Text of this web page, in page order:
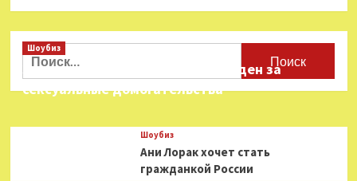
«Турандот»
оперном
Найти:
Шоубиз
Звезда «Игры в кальмара» осужден за
сексуальные домогательства
Шоубиз
Ани Лорак хочет стать
гражданкой России